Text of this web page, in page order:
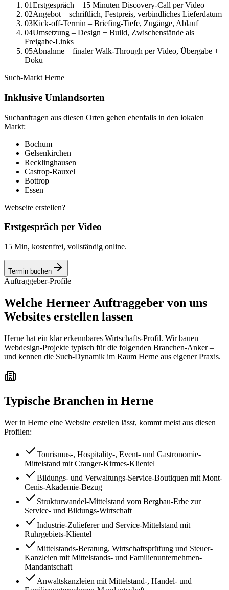
01Erstgespräch – 15 Minuten Discovery-Call per Video
02Angebot – schriftlich, Festpreis, verbindliches Lieferdatum
03Kick-off-Termin – Briefing-Tiefe, Zugänge, Ablauf
04Umsetzung – Design + Build, Zwischenstände als
Freigabe-Links
05Abnahme – finaler Walk-Through per Video, Übergabe +
Doku
Such-Markt Herne
Inklusive Umlandsorten
Suchanfragen aus diesen Orten gehen ebenfalls in den lokalen
Markt:
Bochum
Gelsenkirchen
Recklinghausen
Castrop-Rauxel
Bottrop
Essen
Webseite erstellen?
Erstgespräch per Video
15 Min, kostenfrei, vollständig online.
Termin buchen
Auftraggeber-Profile
Welche Herneer Auftraggeber von uns
Websites erstellen lassen
Herne hat ein klar erkennbares Wirtschafts-Profil. Wir bauen
Webdesign-Projekte typisch für die folgenden Branchen-Anker –
und kennen die Such-Dynamik im Raum Herne aus eigener Praxis.
Typische Branchen in Herne
Wer in Herne eine Website erstellen lässt, kommt meist aus diesen
Profilen:
Tourismus-, Hospitality-, Event- und Gastronomie-
Mittelstand mit Cranger-Kirmes-Klientel
Bildungs- und Verwaltungs-Service-Boutiquen mit Mont-
Cenis-Akademie-Bezug
Strukturwandel-Mittelstand vom Bergbau-Erbe zur
Service- und Bildungs-Wirtschaft
Industrie-Zulieferer und Service-Mittelstand mit
Ruhrgebiets-Klientel
Mittelstands-Beratung, Wirtschaftsprüfung und Steuer-
Kanzleien mit Mittelstands- und Familienunternehmen-
Mandantschaft
Anwaltskanzleien mit Mittelstand-, Handel- und